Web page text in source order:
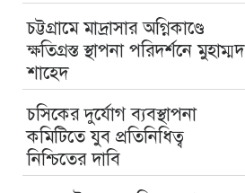
চট্টগ্রামে মাদ্রাসার অগ্নিকাণ্ডে
ক্ষতিগ্রস্ত স্থাপনা পরিদর্শনে মুহাম্মদ
শাহেদ
চসিকের দুর্যোগ ব্যবস্থাপনা
কমিটিতে যুব প্রতিনিধিত্ব
নিশ্চিতের দাবি